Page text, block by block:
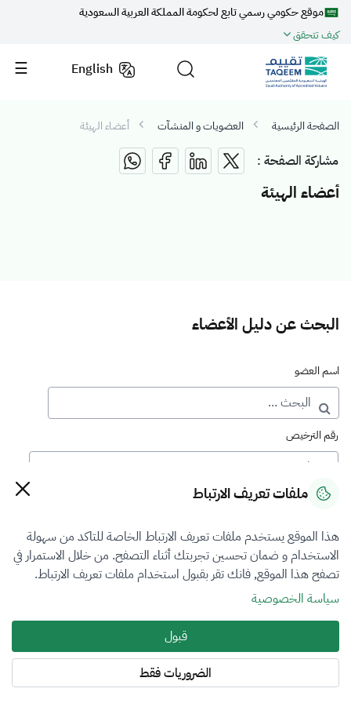
موقع حكومي رسمي تابع لحكومة المملكة العربية السعودية
كيف تتحقق
English
الصفحة الرئيسية العضويات و المنشآت أعضاء الهيئة
مشاركة الصفحة :
أعضاء الهيئة
البحث عن دليل الأعضاء
اسم العضو
رقم الترخيص
رقم العضوية
فرع التقييم
الكل
نوع العضوية
طالب منتسب
المنطقة
ملفات تعريف الارتباط
هذا الموقع يستخدم ملفات تعريف الارتباط الخاصة للتاكد من سهولة
الاستخدام و ضمان تحسين تجربتك أثناء التصفح. من خلال الاستمرار في
تصفح هذا الموقع, فانك تقر بقبول استخدام ملفات تعريف الارتباط.
سياسة الخصوصية
قبول
الضروريات فقط